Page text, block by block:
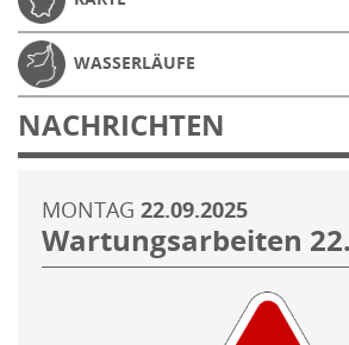
WASSERLÄUFE
NACHRICHTEN
MONTAG 22.09.2025
Wartungsarbeiten